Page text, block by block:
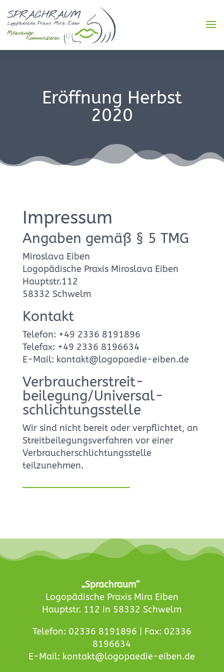
Eröffnung Herbst
2020
Impressum
Angaben gemäß § 5 TMG
Miroslava Eiben
Logopädische Praxis Miroslava Eiben
Hauptstr.112
58332 Schwelm
Kontakt
Telefon: +49 2336 8191896‬
Telefax: +49 2336 8196634‬
E-Mail: kontakt@logopaedie-eiben.de
Verbraucher­streit­
beilegung/Universal­
schlichtungs­stelle
Wir sind nicht bereit oder verpflichtet, an
Streitbeilegungsverfahren vor einer
Verbraucherschlichtungsstelle
teilzunehmen.
„Sprachraum“
Logopädische Praxis Mira Eiben
Hauptstr. 112 in 58332 Schwelm
Telefon: 02336 8191896‬ | Fax: 02336
8196634‬
E-Mail: kontakt@logopaedie-eiben.de